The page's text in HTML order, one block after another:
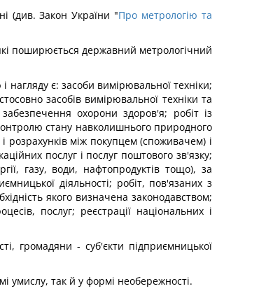
(див. Закон України "Про метрологію та
поширюється державний метрологічний
є: засоби вимірювальної техніки;
засобів вимірювальної техніки та
охорони здоров'я; робіт із
стану навколишнього природного
розрахунків між покупцем (споживачем) і
послуг і послуг поштового зв'язку;
газу, води, нафтопродуктів тощо), за
діяльності; робіт, пов'язаних з
якого визначена законодавством;
послуг; реєстрації національних і
громадяни - суб'єкти підприємницької
умислу, так й у формі необережності.